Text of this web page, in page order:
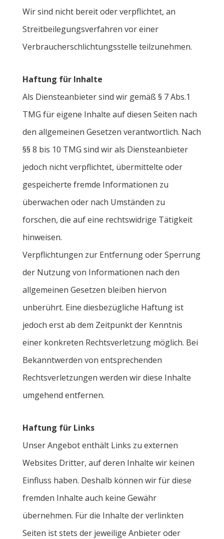
Wir sind nicht bereit oder verpflichtet, an
Streitbeilegungsverfahren vor einer
Verbraucherschlichtungsstelle teilzunehmen.
Haftung für Inhalte
Als Diensteanbieter sind wir gemäß § 7 Abs.1
TMG für eigene Inhalte auf diesen Seiten nach
den allgemeinen Gesetzen verantwortlich. Nach
§§ 8 bis 10 TMG sind wir als Diensteanbieter
jedoch nicht verpflichtet, übermittelte oder
gespeicherte fremde Informationen zu
überwachen oder nach Umständen zu
forschen, die auf eine rechtswidrige Tätigkeit
hinweisen.
Verpflichtungen zur Entfernung oder Sperrung
der Nutzung von Informationen nach den
allgemeinen Gesetzen bleiben hiervon
unberührt. Eine diesbezügliche Haftung ist
jedoch erst ab dem Zeitpunkt der Kenntnis
einer konkreten Rechtsverletzung möglich. Bei
Bekanntwerden von entsprechenden
Rechtsverletzungen werden wir diese Inhalte
umgehend entfernen.
Haftung für Links
Unser Angebot enthält Links zu externen
Websites Dritter, auf deren Inhalte wir keinen
Einfluss haben. Deshalb können wir für diese
fremden Inhalte auch keine Gewähr
übernehmen. Für die Inhalte der verlinkten
Seiten ist stets der jeweilige Anbieter oder